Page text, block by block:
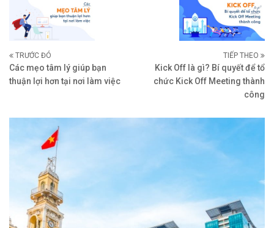
TRƯỚC ĐÓ
Các mẹo tâm lý giúp bạn
thuận lợi hơn tại nơi làm việc
TIẾP THEO
Kick Off là gì? Bí quyết để tổ
chức Kick Off Meeting thành
công